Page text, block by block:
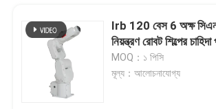
Irb 120 বেস 6 অক্ষ
নিয়ন্ত্রণ রোবট শিল্পের
MOQ：১ পিসি
মূল্য：আলোচনাযোগ্য